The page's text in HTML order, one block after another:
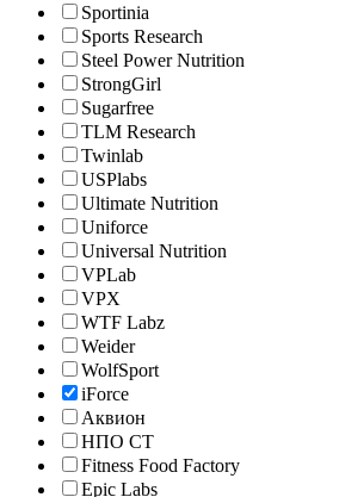
Sportinia
Sports Research
Steel Power Nutrition
StrongGirl
Sugarfree
TLM Research
Twinlab
USPlabs
Ultimate Nutrition
Uniforce
Universal Nutrition
VPLab
VPX
WTF Labz
Weider
WolfSport
iForce
Аквион
НПО СТ
Fitness Food Factory
Epic Labs